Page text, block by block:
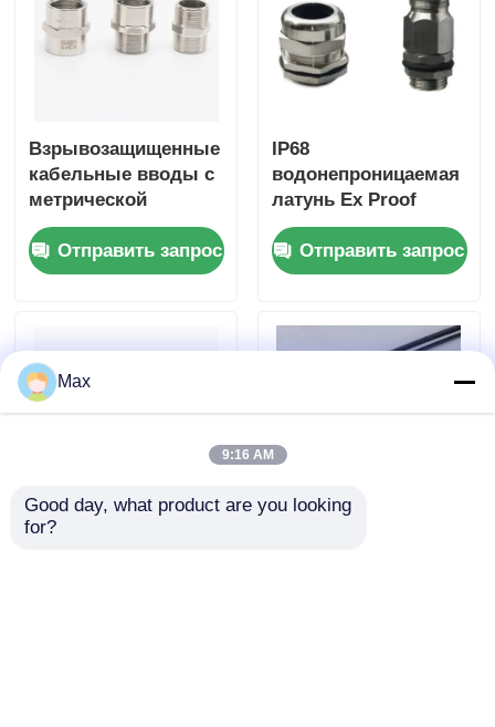
Взрывозащищенные
кабельные вводы с
метрической
резьбой ISO,
искробезопасные, с
резиновым
Отправить запрос
IP68
водонепроницаемая
латунь Ex Proof
кабельная железа
Никелевая
металлическая
Отправить запрос
Взрывозащищенный
Max
9:16 AM
Good day, what product are you looking
for?